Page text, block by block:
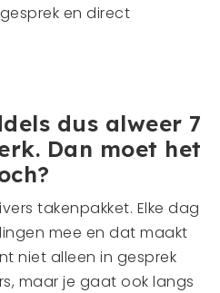
en direct
dus alweer 7
Dan moet het
takenpakket. Elke dag
mee en dat maakt
niet alleen in gesprek
maar je gaat ook langs